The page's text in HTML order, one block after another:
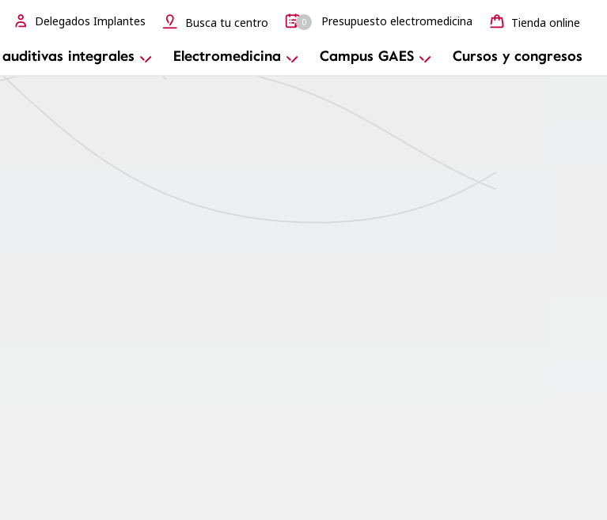
auditivas integrales Electromedicina Campus GAES Cursos y congresos
Delegados Implantes Busca tu centro 0 Presupuesto electromedicina Tienda online